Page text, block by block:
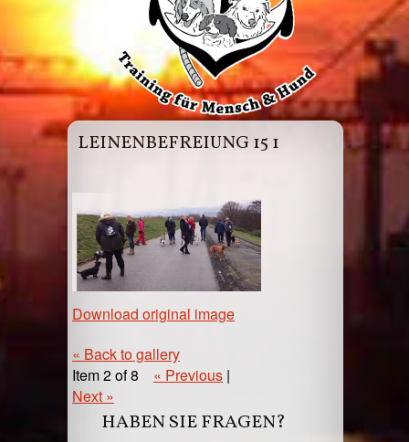
LEINENBEFREIUNG 15 1
Download original image
« Back to gallery
Item 2 of 8
« Previous |
Next »
HABEN SIE FRAGEN?